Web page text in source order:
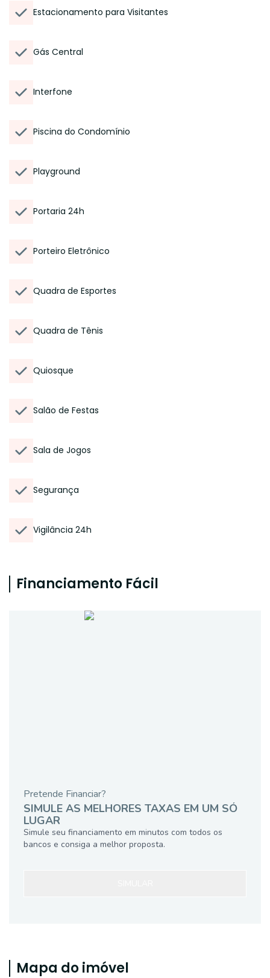
Estacionamento para Visitantes
Gás Central
Interfone
Piscina do Condomínio
Playground
Portaria 24h
Porteiro Eletrônico
Quadra de Esportes
Quadra de Tênis
Quiosque
Salão de Festas
Sala de Jogos
Segurança
Vigilância 24h
Financiamento Fácil
Pretende Financiar?
SIMULE AS MELHORES TAXAS EM UM SÓ
LUGAR
Simule seu financiamento em minutos com todos os
bancos e consiga a melhor proposta.
Mapa do imóvel